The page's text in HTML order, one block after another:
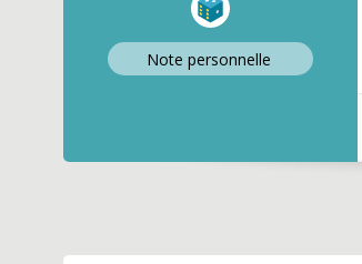
Note personnelle